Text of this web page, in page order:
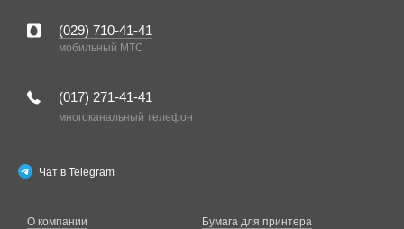
(029) 710-41-41
мобильный MTC
(017) 271-41-41
многоканальный телефон
Чат в Telegram
О компании Бумага для принтера